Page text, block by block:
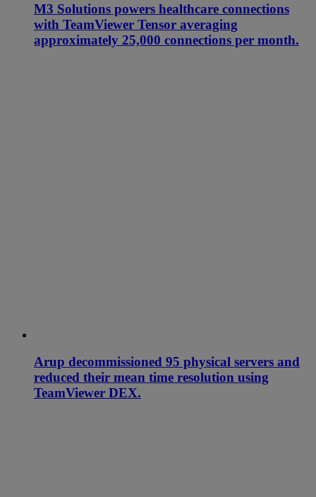
M3 Solutions powers healthcare connections
with TeamViewer Tensor averaging
approximately 25,000 connections per month.
Arup decommissioned 95 physical servers and
reduced their mean time resolution using
TeamViewer DEX.